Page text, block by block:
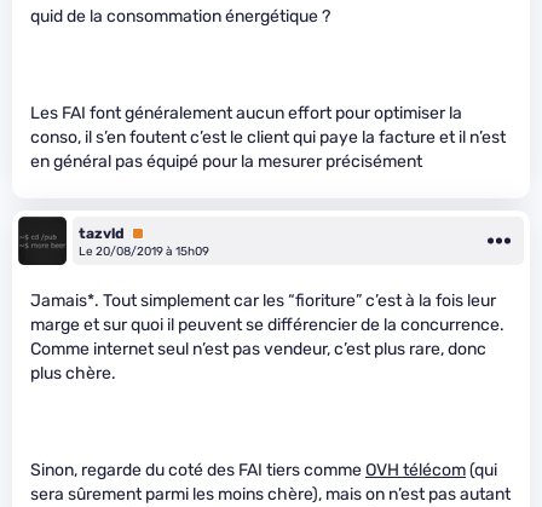
quid de la consommation énergétique ?
Les FAI font généralement aucun effort pour optimiser la
conso, il s’en foutent c’est le client qui paye la facture et il n’est
en général pas équipé pour la mesurer précisément
tazvld
Premium
Le 20/08/2019 à 15h09
Jamais*. Tout simplement car les “fioriture” c’est à la fois leur
marge et sur quoi il peuvent se différencier de la concurrence.
Comme internet seul n’est pas vendeur, c’est plus rare, donc
plus chère.
Sinon, regarde du coté des FAI tiers commeOVH télécom(qui
sera sûrement parmi les moins chère), mais on n’est pas autant